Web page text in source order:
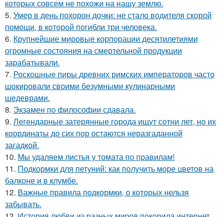
которых совсем не похожи на нашу землю.
5. Умер в день похорон дочки: не стало водителя скорой
помощи, в которой погибли три человека.
6. Крупнейшие мировые корпорации десятилетиями
огромные состояния на смертельной продукции
зарабатывали.
7. Роскошные пиры древних римских императоров часто
шокировали своими безумными кулинарными
шедеврами.
8. Экзамен по философии сдавала.
9. Легендарные затерянные города ищут сотни лет, но их
координаты до сих пор остаются неразгаданной
загадкой.
10. Мы удаляем листья у томата по правилам!
11. Подкормки для петуний: как получить море цветов на
балконе и в клумбе.
12. Важные правила подкормки, о которых нельзя
забывать.